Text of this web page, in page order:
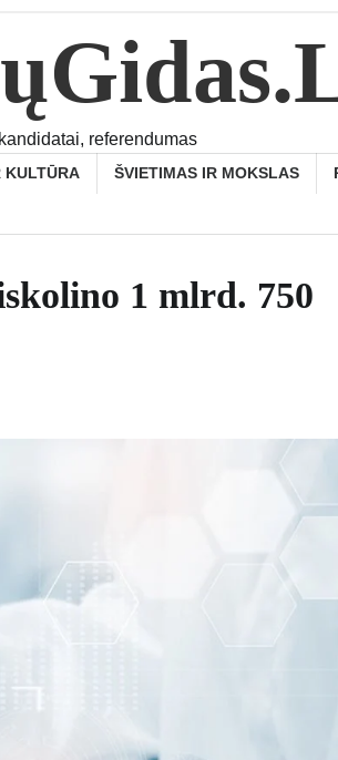
referendumas
KULTŪRA ŠVIETIMAS IR MOKSLAS
1 mlrd. 750